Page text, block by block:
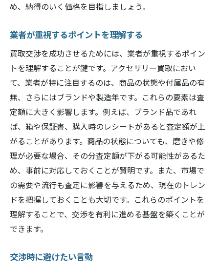
め、納得のいく価格を目指しましょう。
業者が重視するポイントを理解する
買取交渉を成功させるためには、業者が重視するポイン
トを理解することが鍵です。アクセサリー買取におい
て、業者が特に注目するのは、商品の状態や付属品の有
無、さらにはブランドや製造年です。これらの要素は査
定額に大きく影響します。例えば、ブランド品であれ
ば、箱や保証書、購入時のレシートがあると査定額が上
がることがあります。商品の状態についても、磨きや修
理が必要な場合、その分査定額が下がる可能性があるた
め、事前に対応しておくことが賢明です。また、市場で
の需要や流行も査定に影響を与えるため、現在のトレン
ドを把握しておくことも大切です。これらのポイントを
理解することで、交渉を有利に進める基盤を築くことが
できます。
交渉時に避けたい言動